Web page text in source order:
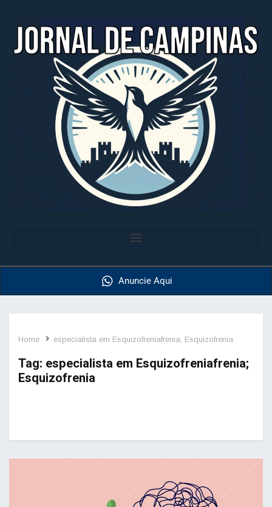
Anuncie Aqui
Home especialista em Esquizofreniafrenia; Esquizofrenia
Tag: especialista em Esquizofreniafrenia;
Esquizofrenia